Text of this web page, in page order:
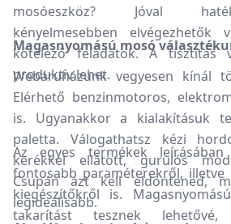
mosóeszköz? Jóval
kényelmesebben
kötelező feladatok. A tisztítás
produktív lehet.
Magasnyomású mosó
Webáruházunk vegyesen kínál
Elérhető benzinmotoros,
is. Ugyanakkor a kialakításuk
paletta. Válogathatsz kézi
kerékkel ellátott, gurulós
Csupán azt kell eldöntened,
legideálisabb.
Az egyes termékek
fontosabb paraméterekről,
kiegészítőkről is.
takarítást tesznek